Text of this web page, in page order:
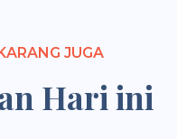
JUGA
Hari ini